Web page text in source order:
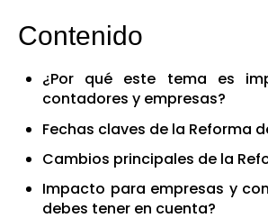
Contenido
¿Por qué este tema es
contadores y empresas?
Fechas claves de la Reforma
Cambios principales de la
Impacto para empresas y
debes tener en cuenta?